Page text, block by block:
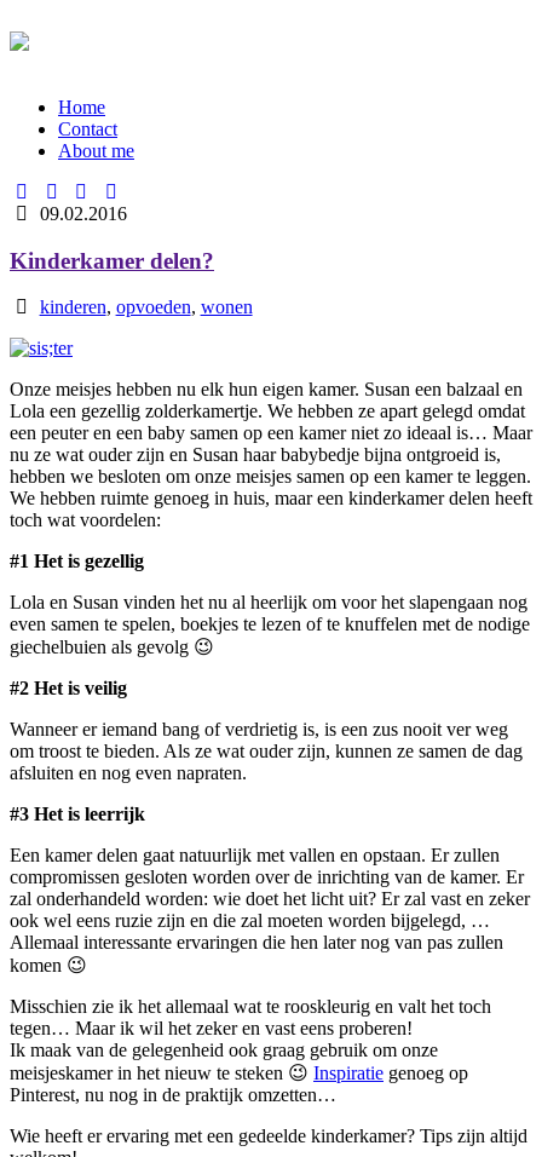
Home
Contact
About me
09.02.2016
Kinderkamer delen?
kinderen, opvoeden, wonen
Onze meisjes hebben nu elk hun eigen kamer. Susan een balzaal en
Lola een gezellig zolderkamertje. We hebben ze apart gelegd omdat
een peuter en een baby samen op een kamer niet zo ideaal is… Maar
nu ze wat ouder zijn en Susan haar babybedje bijna ontgroeid is,
hebben we besloten om onze meisjes samen op een kamer te leggen.
We hebben ruimte genoeg in huis, maar een kinderkamer delen heeft
toch wat voordelen:
#1 Het is gezellig
Lola en Susan vinden het nu al heerlijk om voor het slapengaan nog
even samen te spelen, boekjes te lezen of te knuffelen met de nodige
giechelbuien als gevolg 😉
#2 Het is veilig
Wanneer er iemand bang of verdrietig is, is een zus nooit ver weg
om troost te bieden. Als ze wat ouder zijn, kunnen ze samen de dag
afsluiten en nog even napraten.
#3 Het is leerrijk
Een kamer delen gaat natuurlijk met vallen en opstaan. Er zullen
compromissen gesloten worden over de inrichting van de kamer. Er
zal onderhandeld worden: wie doet het licht uit? Er zal vast en zeker
ook wel eens ruzie zijn en die zal moeten worden bijgelegd, …
Allemaal interessante ervaringen die hen later nog van pas zullen
komen 😉
Misschien zie ik het allemaal wat te rooskleurig en valt het toch
tegen… Maar ik wil het zeker en vast eens proberen!
Ik maak van de gelegenheid ook graag gebruik om onze
meisjeskamer in het nieuw te steken 😉 Inspiratie genoeg op
Pinterest, nu nog in de praktijk omzetten…
Wie heeft er ervaring met een gedeelde kinderkamer? Tips zijn altijd